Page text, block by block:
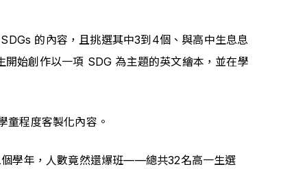
的內容，且挑選其中3到4個、與高中生息息
始創作以一項 SDG 為主題的英文繪本，並在學
童程度客製化內容。
個學年，人數竟然還爆班——總共32名高一生選